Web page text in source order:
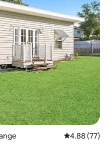
Calificación
4.88 (77)